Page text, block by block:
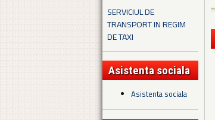
SERVICIUL DE
TRANSPORT IN REGIM
DE TAXI
Asistenta sociala
Asistenta sociala